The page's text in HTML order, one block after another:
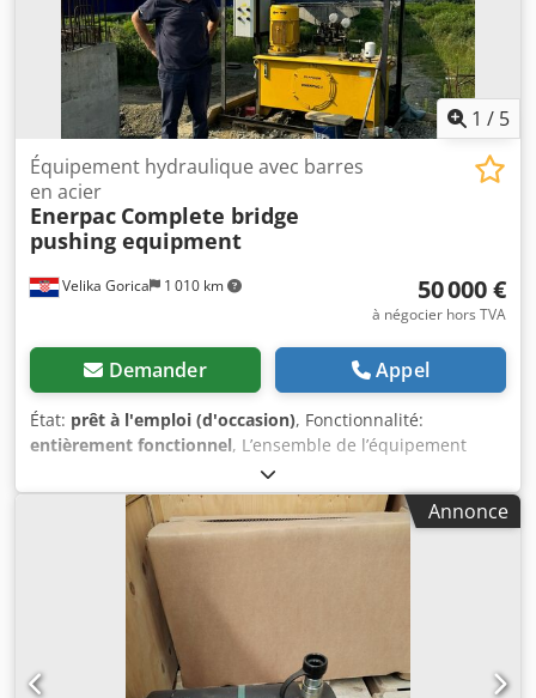
1 / 5
Velika Gorica 1 010 km
Équipement hydraulique avec barres
en acier
Enerpac Complete bridge
pushing equipment
50 000 €
à négocier hors TVA
Demander Appel
État: prêt à l'emploi (d'occasion), Fonctionnalité:
entièrement fonctionnel, L’ensemble de l’équipement
pour le déplacement des ponts comprend : 1. Vérin
hydraulique RRH10024 : 2 pièces 2. Pompe hydraulique
SPR0270700S-I001 : 1 pièce 3. Tuyau hydraulique HC7250C
(15 m) : 4 pièces 4. Tringle filetée L = 10 m,
diamètre 42 mm : 14 pièces 5. Écrou d’ancrage en forme
de dôme : 8 pièces Chsdpfxszdpqde Andoa 6. Plaque
conique : 6 pièces 7. Raccord fileté : 12 pièces 8. Écrou de
blocage : 22 pièces
Annonce